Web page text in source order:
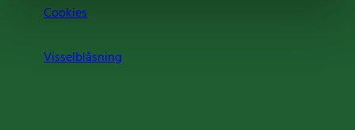
Cookies
Visselblåsning